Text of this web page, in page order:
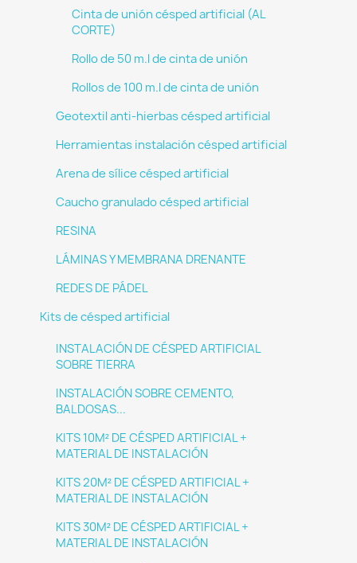
Cinta de unión césped artificial (AL
CORTE)
Rollo de 50 m.l de cinta de unión
Rollos de 100 m.l de cinta de unión
Geotextil anti-hierbas césped artificial
Herramientas instalación césped artificial
Arena de sílice césped artificial
Caucho granulado césped artificial
RESINA
LÁMINAS Y MEMBRANA DRENANTE
REDES DE PÁDEL
Kits de césped artificial
INSTALACIÓN DE CÉSPED ARTIFICIAL
SOBRE TIERRA
INSTALACIÓN SOBRE CEMENTO,
BALDOSAS...
KITS 10M² DE CÉSPED ARTIFICIAL +
MATERIAL DE INSTALACIÓN
KITS 20M² DE CÉSPED ARTIFICIAL +
MATERIAL DE INSTALACIÓN
KITS 30M² DE CÉSPED ARTIFICIAL +
MATERIAL DE INSTALACIÓN